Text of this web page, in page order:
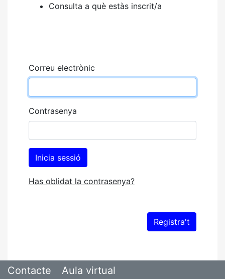
Consulta a què estàs inscrit/a
Correu electrònic
Contrasenya
Has oblidat la contrasenya?
Contacte Aula virtual